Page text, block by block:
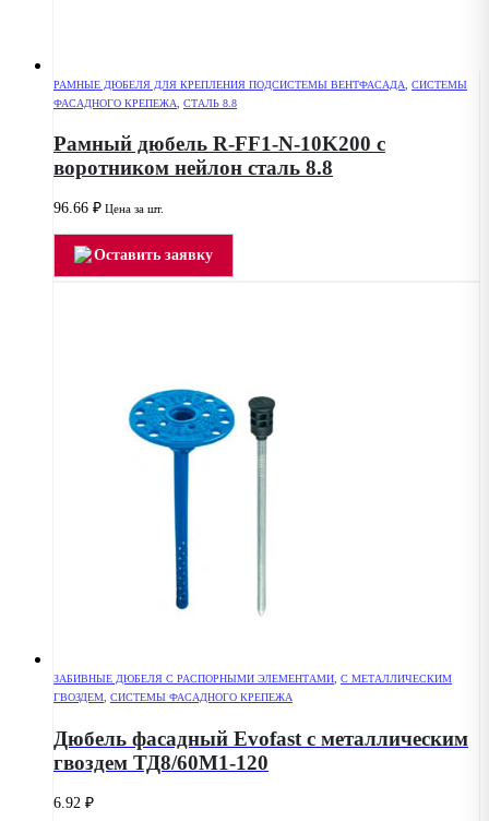
РАМНЫЕ ДЮБЕЛЯ ДЛЯ КРЕПЛЕНИЯ ПОДСИСТЕМЫ ВЕНТФАСАДА
СИСТЕМЫ
ФАСАДНОГО КРЕПЕЖА
СТАЛЬ 8.8
Рамный дюбель R-FF1-N-10K200 с
воротником нейлон сталь 8.8
96.66 ₽ Цена за шт.
Оставить заявку
ЗАБИВНЫЕ ДЮБЕЛЯ С РАСПОРНЫМИ ЭЛЕМЕНТАМИ, С МЕТАЛЛИЧЕСКИМ
ГВОЗДЕМ, СИСТЕМЫ ФАСАДНОГО КРЕПЕЖА
Дюбель фасадный Evofast с металлическим
гвоздем ТД8/60М1-120
6.92 ₽